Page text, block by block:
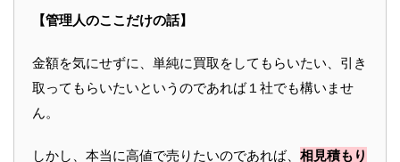
【管理人のここだけの話】
金額を気にせずに、単純に買取をしてもらいたい、引き
取ってもらいたいというのであれば１社でも構いませ
ん。
しかし、本当に高値で売りたいのであれば、 相見積もり